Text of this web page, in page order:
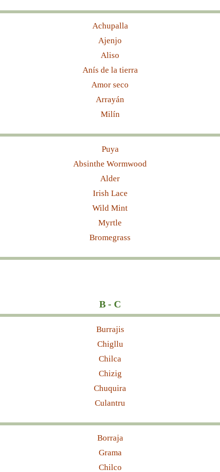
Achupalla
Ajenjo
Aliso
Anís de la tierra
Amor seco
Arrayán
Milín
Puya
Absinthe Wormwood
Alder
Irish Lace
Wild Mint
Myrtle
Bromegrass
B - C
Burrajis
Chigllu
Chilca
Chizig
Chuquira
Culantru
Borraja
Grama
Chilco